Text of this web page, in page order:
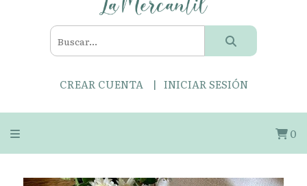
CREAR CUENTA INICIAR SESIÓN
0